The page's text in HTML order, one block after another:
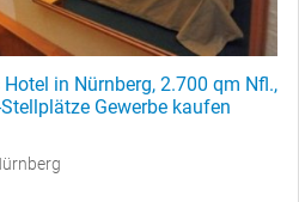
in Nürnberg, 2.700 qm Nfl.,
Gewerbe kaufen